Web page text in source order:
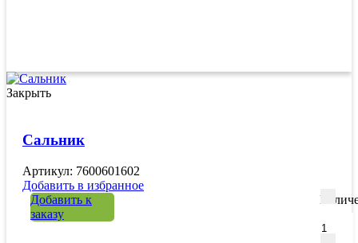
Закрыть
Сальник
Артикул: 7600601602
Добавить в избранное
Добавить к
заказу